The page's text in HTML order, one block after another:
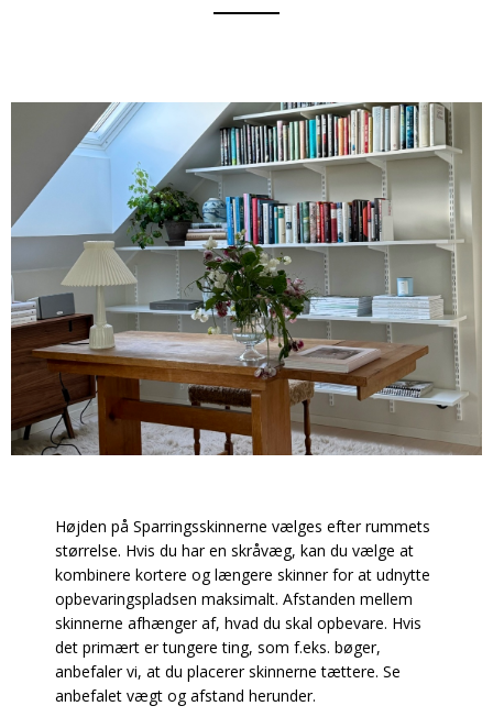
Højden på Sparringsskinnerne vælges efter rummets
størrelse. Hvis du har en skråvæg, kan du vælge at
kombinere kortere og længere skinner for at udnytte
opbevaringspladsen maksimalt. Afstanden mellem
skinnerne afhænger af, hvad du skal opbevare. Hvis
det primært er tungere ting, som f.eks. bøger,
anbefaler vi, at du placerer skinnerne tættere. Se
anbefalet vægt og afstand herunder.